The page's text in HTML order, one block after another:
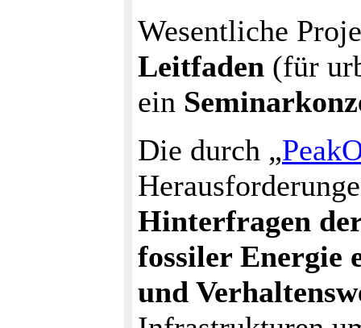
Wesentliche
Leitfaden (für
ein
Die durch „
Hinterfragen
fossiler Energie
und